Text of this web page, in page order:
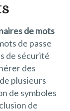
de mots
de passe
de sécurité
des
plusieurs
de symboles
de